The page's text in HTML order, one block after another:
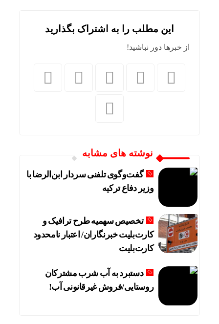
این مطلب را به اشتراک بگذارید
از خبرها دور نباشید!
نوشته های مشابه
گفت‌وگوی تلفنی سردار ابن‌الرضا با
وزیر دفاع ترکیه
تخصیص سهمیه طرح ترافیک و
کارت‌بلیت خبرنگاران/ اعتبار نامحدود
کارت‌بلیت
دستبرد به آب شرب مشترکان
روستایی/فروش غیرقانونی آب!